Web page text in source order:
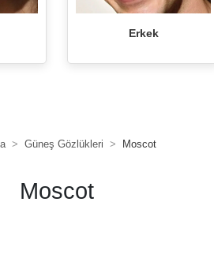
Erkek
Güneş Gözlükleri Moscot
Moscot